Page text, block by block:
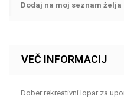
Dodaj na moj seznam želja
VEČ INFORMACIJ
Dober rekreativni lopar za